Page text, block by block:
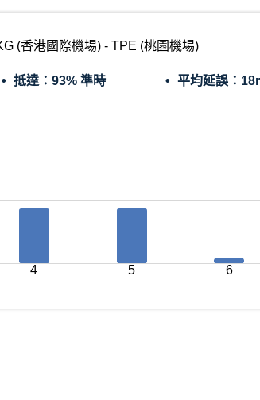
(香港國際機場) - TPE (桃園機場)
抵達： 93% 準時 平均延誤：
4 5 6